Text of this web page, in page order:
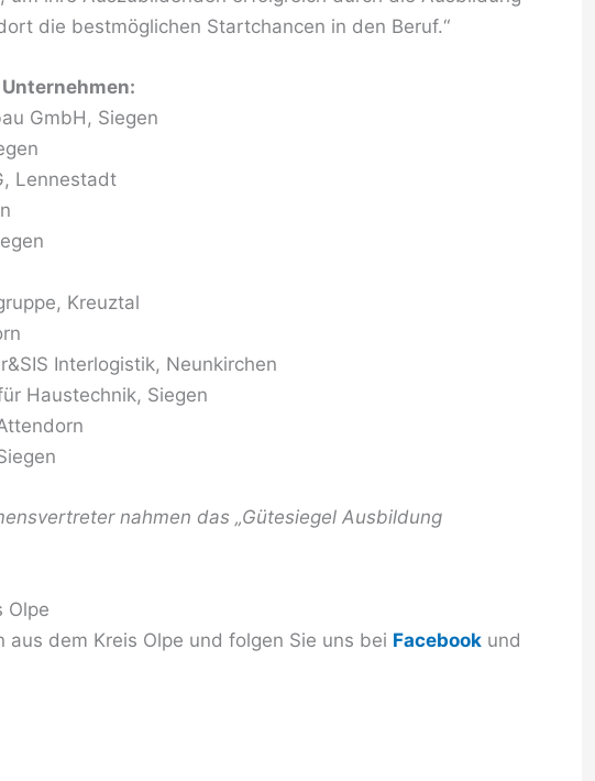
die bestmöglichen Startchancen in den Beruf.“
GmbH, Siegen
Lennestadt
Kreuztal
Interlogistik, Neunkirchen
Haustechnik, Siegen
nahmen das „Gütesiegel Ausbildung
Olpe
aus dem Kreis Olpe und folgen Sie uns bei Facebook und